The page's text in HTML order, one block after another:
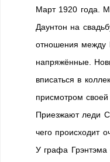
Март 1920 года.
Даунтон на
отношения
напряжённые.
вписаться в
присмотром своей
Приезжают леди
чего происходит
У графа